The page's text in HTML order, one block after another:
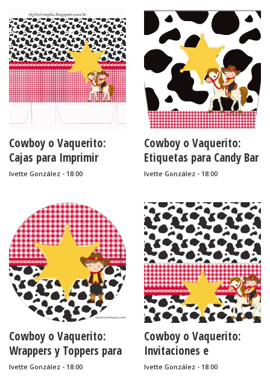
Cowboy o Vaquerito:
Cajas para Imprimir
Gratis.
Ivette González - 18:00
Cowboy o Vaquerito:
Etiquetas para Candy Bar
para Imprimir Gratis.
Ivette González - 18:00
Cowboy o Vaquerito:
Wrappers y Toppers para
Cupcakes para Imprimir
Ivette González - 18:00
Cowboy o Vaquerito:
Invitaciones e
Imprimibles Gratis para
Ivette González - 18:00